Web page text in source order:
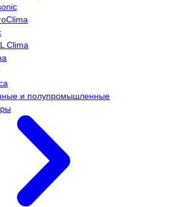
Clima
и полупромышленные